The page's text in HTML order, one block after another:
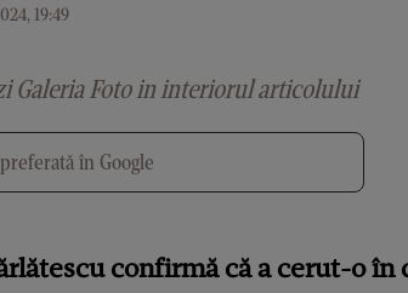
19:49
Galeria Foto in interiorul articolului
în Google
confirmă că a cerut-o în